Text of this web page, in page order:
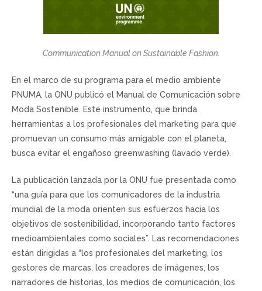
Communication Manual on Sustainable Fashion.
En el marco de su programa para el medio ambiente
PNUMA, la ONU publicó el Manual de Comunicación sobre
Moda Sostenible. Este instrumento, que brinda
herramientas a los profesionales del marketing para que
promuevan un consumo más amigable con el planeta,
busca evitar el engañoso greenwashing (lavado verde).
La publicación lanzada por la ONU fue presentada como
“una guía para que los comunicadores de la industria
mundial de la moda orienten sus esfuerzos hacia los
objetivos de sostenibilidad, incorporando tanto factores
medioambientales como sociales”. Las recomendaciones
están dirigidas a “los profesionales del marketing, los
gestores de marcas, los creadores de imágenes, los
narradores de historias, los medios de comunicación, los